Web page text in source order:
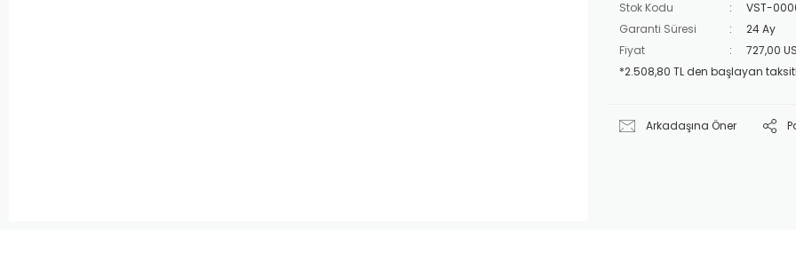
Stok Kodu
VST-
Garanti Süresi
24 Ay
Fiyat
727,00
*2.508,80 TL den başlayan
Arkadaşına Öner